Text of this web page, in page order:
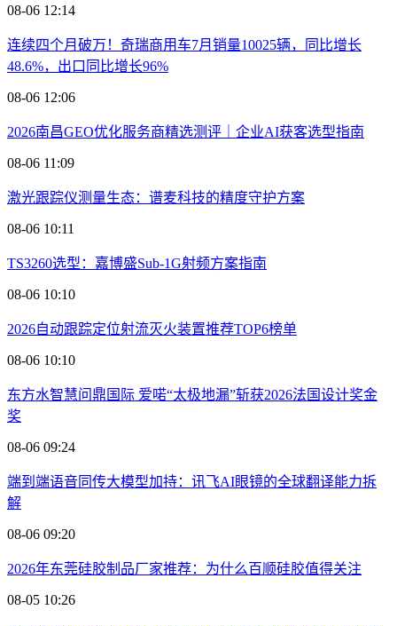
08-06 12:14
连续四个月破万！奇瑞商用车7月销量10025辆，同比增长
48.6%，出口同比增长96%
08-06 12:06
2026南昌GEO优化服务商精选测评｜企业AI获客选型指南
08-06 11:09
激光跟踪仪测量生态：谱麦科技的精度守护方案
08-06 10:11
TS3260选型：嘉博盛Sub-1G射频方案指南
08-06 10:10
2026自动跟踪定位射流灭火装置推荐TOP6榜单
08-06 10:10
东方水智慧问鼎国际 爱喏“太极地漏”斩获2026法国设计奖金
奖
08-06 09:24
端到端语音同传大模型加持：讯飞AI眼镜的全球翻译能力拆
解
08-06 09:20
2026年东莞硅胶制品厂家推荐：为什么百顺硅胶值得关注
08-05 10:26